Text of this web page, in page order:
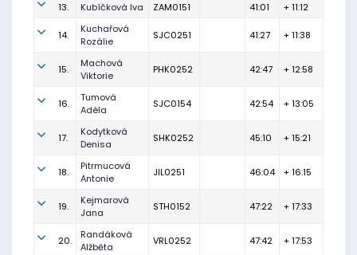
13. Kubíčková Iva ZAM0151 41:01 + 11:12
14.
Kuchařová
Rozálie
SJC0251 41:27 + 11:38
15.
Machová
Viktorie
PHK0252 42:47 + 12:58
16.
Tumová
Adéla
SJC0154 42:54 + 13:05
17.
Kodytková
Denisa
SHK0252 45:10 + 15:21
18.
Pitrmucová
Antonie
JIL0251 46:04 + 16:15
19.
Kejmarová
Jana
STH0152 47:22 + 17:33
20.
Randáková
Alžběta
VRL0252 47:42 + 17:53